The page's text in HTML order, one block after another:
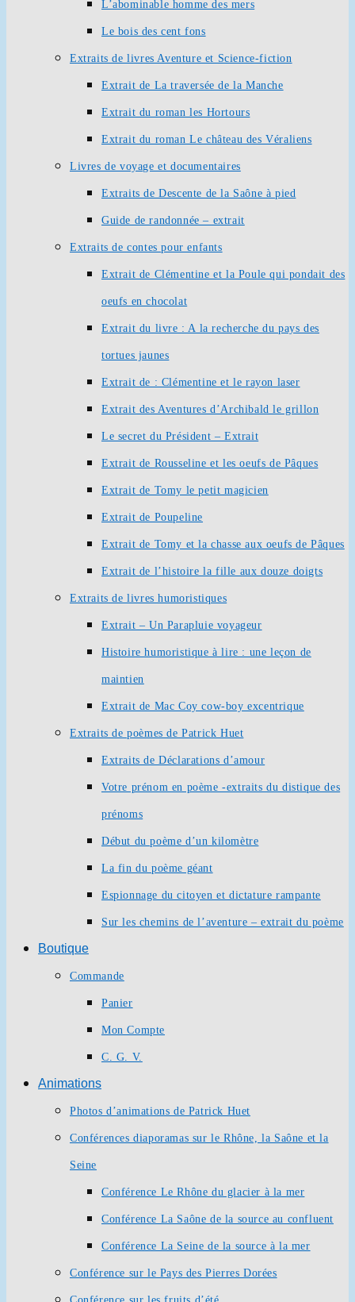
L’abominable homme des mers
Le bois des cent fons
Extraits de livres Aventure et Science-fiction
Extrait de La traversée de la Manche
Extrait du roman les Hortours
Extrait du roman Le château des Véraliens
Livres de voyage et documentaires
Extraits de Descente de la Saône à pied
Guide de randonnée – extrait
Extraits de contes pour enfants
Extrait de Clémentine et la Poule qui pondait des
oeufs en chocolat
Extrait du livre : A la recherche du pays des
tortues jaunes
Extrait de : Clémentine et le rayon laser
Extrait des Aventures d’Archibald le grillon
Le secret du Président – Extrait
Extrait de Rousseline et les oeufs de Pâques
Extrait de Tomy le petit magicien
Extrait de Poupeline
Extrait de Tomy et la chasse aux oeufs de Pâques
Extrait de l’histoire la fille aux douze doigts
Extraits de livres humoristiques
Extrait – Un Parapluie voyageur
Histoire humoristique à lire : une leçon de
maintien
Extrait de Mac Coy cow-boy excentrique
Extraits de poèmes de Patrick Huet
Extraits de Déclarations d’amour
Votre prénom en poème -extraits du distique des
prénoms
Début du poème d’un kilomètre
La fin du poème géant
Espionnage du citoyen et dictature rampante
Sur les chemins de l’aventure – extrait du poème
Boutique
Commande
Panier
Mon Compte
C. G. V.
Animations
Photos d’animations de Patrick Huet
Conférences diaporamas sur le Rhône, la Saône et la
Seine
Conférence Le Rhône du glacier à la mer
Conférence La Saône de la source au confluent
Conférence La Seine de la source à la mer
Conférence sur le Pays des Pierres Dorées